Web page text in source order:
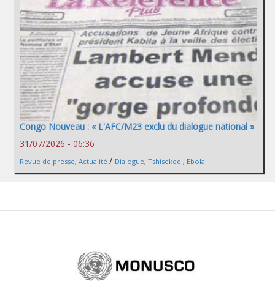
Congo Nouveau : « L'AFC/M23 exclu du dialogue national »
31/07/2026 - 06:36
Revue de presse, Actualité / Dialogue, Tshisekedi, Ebola